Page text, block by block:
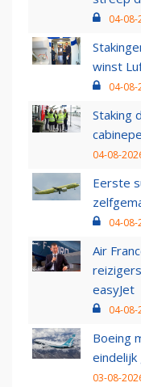
04-08-
winst
04-08-
Staking
04-08-
Eerste
04-08-
Air
easyJet
04-08-
Boeing
eindelijk
03-08-